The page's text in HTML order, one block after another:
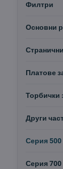
Филтри
Основни
Платове
Торбички
Други
Серия 500
Серия 700